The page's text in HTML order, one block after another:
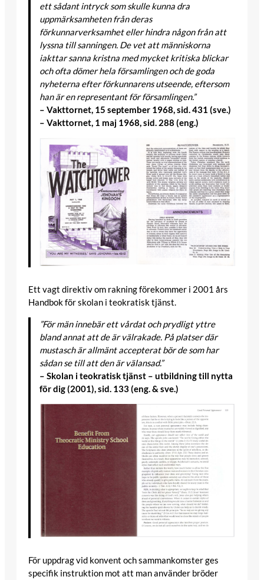
ett sådant intryck som skulle kunna dra
uppmärksamheten från deras
förkunnarverksamhet eller hindra någon från att
lyssna till sanningen. De vet att människorna
iakttar sanna kristna med mycket kritiska blickar
och ofta dömer hela församlingen och de goda
nyheterna efter förkunnarens utseende, eftersom
han är en representant för församlingen.”
– Vakttornet, 15 september 1968, sid. 431 (sve.)
– Vakttornet, 1 maj 1968, sid. 288 (eng.)
Ett vagt direktiv om rakning förekommer i 2001 års
Handbok för skolan i teokratisk tjänst.
”För män innebär ett vårdat och prydligt yttre
bland annat att de är välrakade. På platser där
mustasch är allmänt accepterat bör de som har
sådan se till att den är välansad.”
– Skolan i teokratisk tjänst – utbildning till nytta
för dig (2001), sid. 133 (eng. & sve.)
För uppdrag vid konvent och sammankomster ges
specifik instruktion mot att man använder bröder